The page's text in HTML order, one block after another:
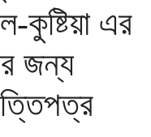
কুষ্টিয়া এর
জন্য